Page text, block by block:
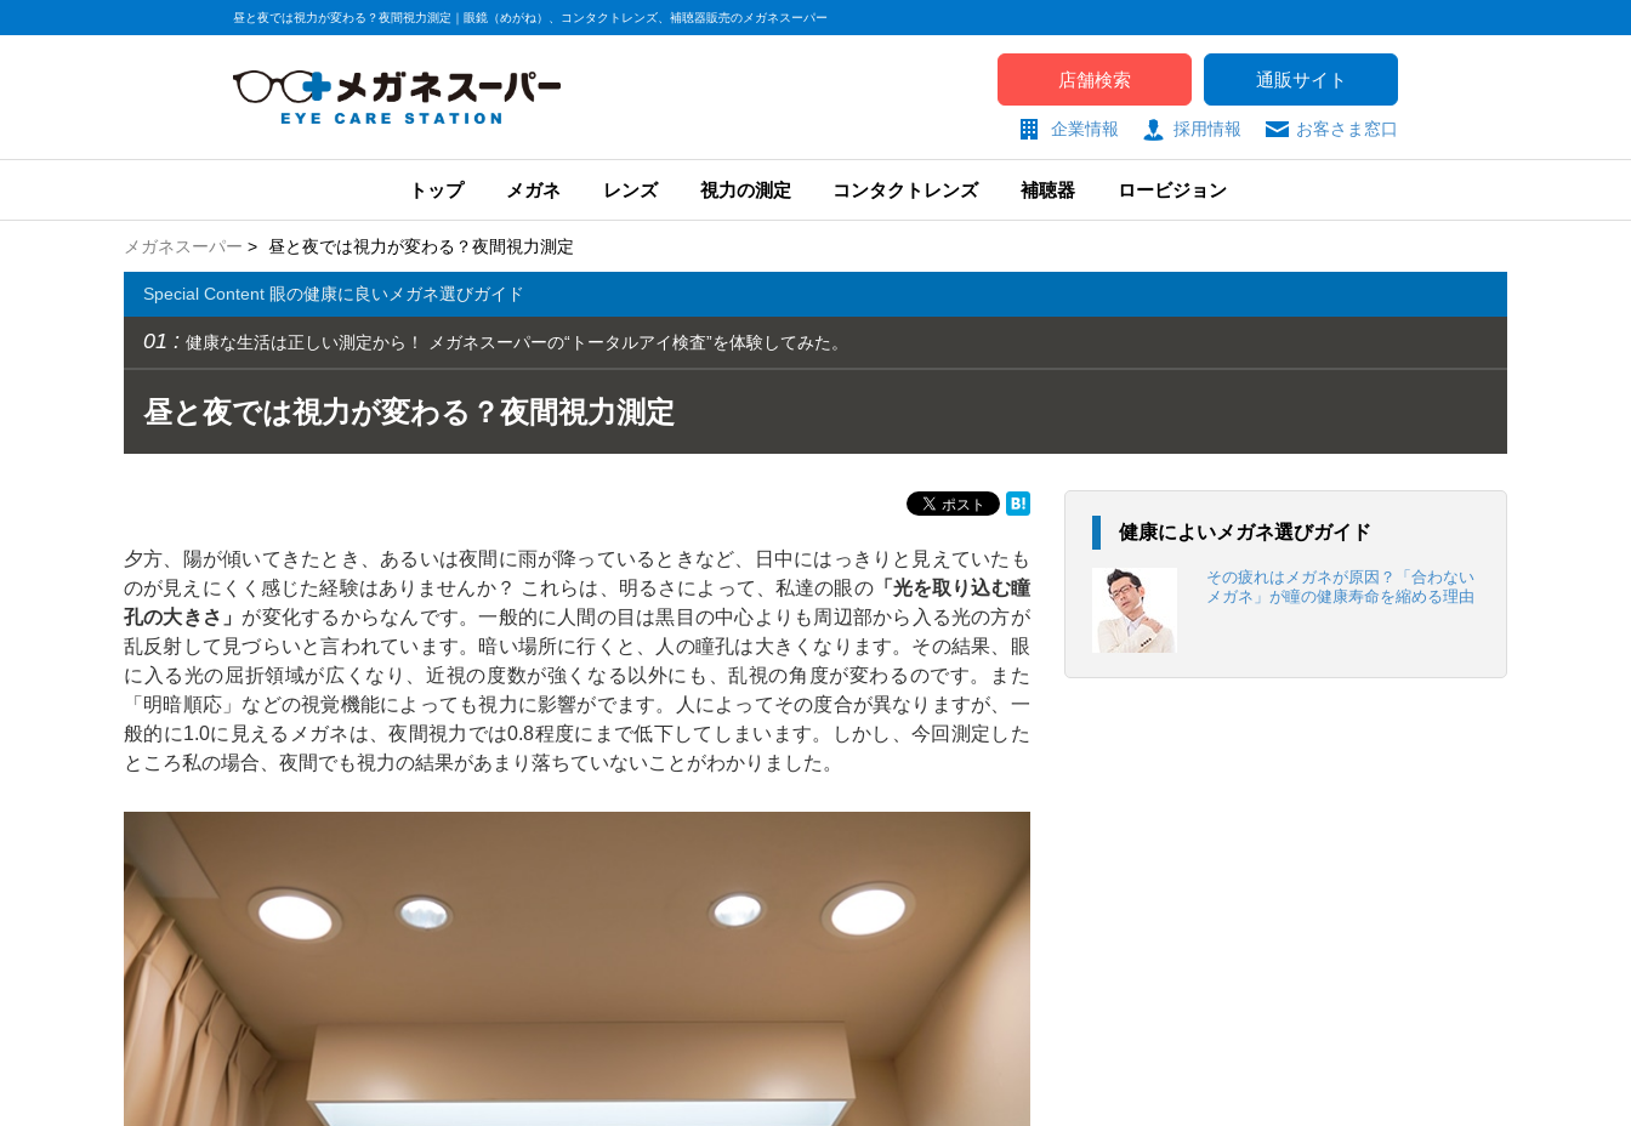
昼と夜では視力が変わる？夜間視力測定｜眼鏡（めがね）、コンタクトレンズ、補聴器販売のメガネスーパー
店舗検索 通販サイト
企業情報 採用情報 お客さま窓口
トップ メガネ レンズ 視力の測定 コンタクトレンズ 補聴器 ロービジョン
メガネスーパー > 昼と夜では視力が変わる？夜間視力測定
Special Content 眼の健康に良いメガネ選びガイド
01 : 健康な生活は正しい測定から！ メガネスーパーの“トータルアイ検査”を体験してみた。
昼と夜では視力が変わる？夜間視力測定
夕方、陽が傾いてきたとき、あるいは夜間に雨が降っているときなど、日中にはっきりと見えていたも
のが見えにくく感じた経験はありませんか？ これらは、明るさによって、私達の眼の「光を取り込む瞳
孔の大きさ」 が変化するからなんです。一般的に人間の目は黒目の中心よりも周辺部から入る光の方が
乱反射して見づらいと言われています。暗い場所に行くと、人の瞳孔は大きくなります。その結果、眼
に入る光の屈折領域が広くなり、近視の度数が強くなる以外にも、乱視の角度が変わるのです。また
「明暗順応」などの視覚機能によっても視力に影響がでます。人によってその度合が異なりますが、一
般的に1.0に見えるメガネは、夜間視力では0.8程度にまで低下してしまいます。しかし、今回測定した
ところ私の場合、夜間でも視力の結果があまり落ちていないことがわかりました。
健康によいメガネ選びガイド
その疲れはメガネが原因？「合わない
メガネ」が瞳の健康寿命を縮める理由